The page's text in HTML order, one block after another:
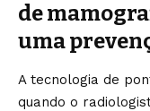
de
uma
A tecnologia de
quando o